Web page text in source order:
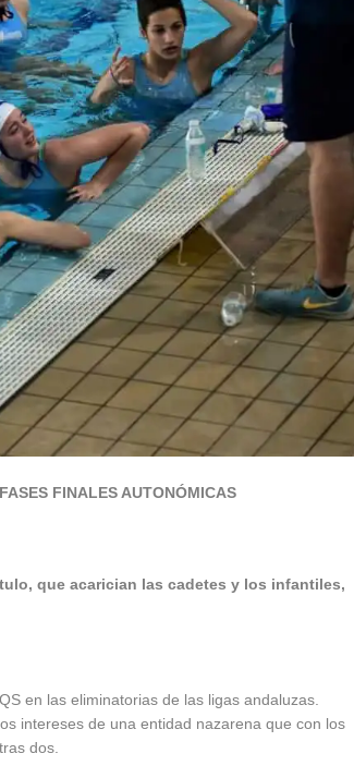
FINALES AUTONÓMICAS
que acarician las cadetes y los infantiles,
en las eliminatorias de las ligas andaluzas.
intereses de una entidad nazarena que con los
dos.